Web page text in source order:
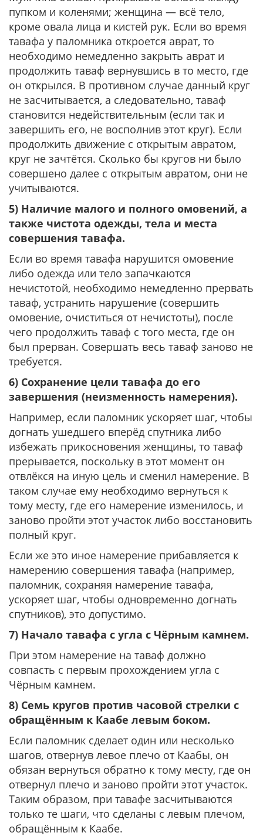
пупком и коленями; женщина — всё тело,
кроме овала лица и кистей рук. Если во время
тавафа у паломника откроется аврат, то
необходимо немедленно закрыть аврат и
продолжить таваф вернувшись в то место, где
он открылся. В противном случае данный круг
не засчитывается, а следовательно, таваф
становится недействительным (если так и
завершить его, не восполнив этот круг). Если
продолжить движение с открытым авратом,
круг не зачтётся. Сколько бы кругов ни было
совершено далее с открытым авратом, они не
учитываются.
5) Наличие малого и полного омовений, а
также чистота одежды, тела и места
совершения тавафа.
Если во время тавафа нарушится омовение
либо одежда или тело запачкаются
нечистотой, необходимо немедленно прервать
таваф, устранить нарушение (совершить
омовение, очиститься от нечистоты), после
чего продолжить таваф с того места, где он
был прерван. Совершать весь таваф заново не
требуется.
6) Сохранение цели тавафа до его
завершения (неизменность намерения).
Например, если паломник ускоряет шаг, чтобы
догнать ушедшего вперёд спутника либо
избежать прикосновения женщины, то таваф
прерывается, поскольку в этот момент он
отвлёкся на иную цель и сменил намерение. В
таком случае ему необходимо вернуться к
тому месту, где его намерение изменилось, и
заново пройти этот участок либо восстановить
полный круг.
Если же это иное намерение прибавляется к
намерению совершения тавафа (например,
паломник, сохраняя намерение тавафа,
ускоряет шаг, чтобы одновременно догнать
спутников), это допустимо.
7) Начало тавафа с угла с Чёрным камнем.
При этом намерение на таваф должно
совпасть с первым прохождением угла с
Чёрным камнем.
8) Семь кругов против часовой стрелки с
обращённым к Каабе левым боком.
Если паломник сделает один или несколько
шагов, отвернув левое плечо от Каабы, он
обязан вернуться обратно к тому месту, где он
отвернул плечо и заново пройти этот участок.
Таким образом, при тавафе засчитываются
только те шаги, что сделаны с левым плечом,
обращённым к Каабе.